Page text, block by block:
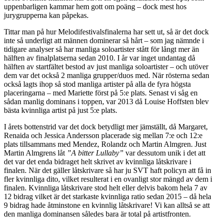
uppenbarligen kammar hem gott om poäng – dock mest hos
jurygrupperna kan påpekas.
Tittar man på hur Melodifestivalsfinalerna har sett ut, så är det dock
inte så underligt att männen dominerar så hårt – som jag nämnde i
tidigare analyser så har manliga soloartister stått för långt mer än
hälften av finalplatserna sedan 2010. I år var inget undantag då
hälften av startfältet bestod av just manliga soloartister – och utöver
dem var det också 2 manliga grupper/duos med. När rösterna sedan
också lagts ihop så stod manliga artister på alla de fyra högsta
placeringarna – med Mariette först på 5:e plats. Senast vi såg en
sådan manlig dominans i toppen, var 2013 då Louise Hoffsten blev
bästa kvinnliga artist på just 5:e plats.
I årets bottenstrid var det dock betydligt mer jämställt, då Margaret,
Renaida och Jessica Andersson placerade sig mellan 7:e och 12:e
plats tillsammans med Mendez, Rolandz och Martin Almgren. Just
Martin Almgrens låt ”A bitter Lullaby” var dessutom unik i det att
det var det enda bidraget helt skrivet av kvinnliga låtskrivare i
finalen. När det gäller låtskrivare så har ju SVT haft policyn att få in
fler kvinnliga dito, vilket resulterat i en ovanligt stor mängd av dem i
finalen. Kvinnliga låtskrivare stod helt eller delvis bakom hela 7 av
12 bidrag vilket är det starkaste kvinnliga ratio sedan 2015 – då hela
9 bidrag hade åtminstone en kvinnlig låtskrivare! Vi kan alltså se att
den manliga dominansen således bara är total på artistfronten.